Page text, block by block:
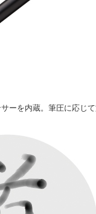
ーを内蔵。筆圧に応じ